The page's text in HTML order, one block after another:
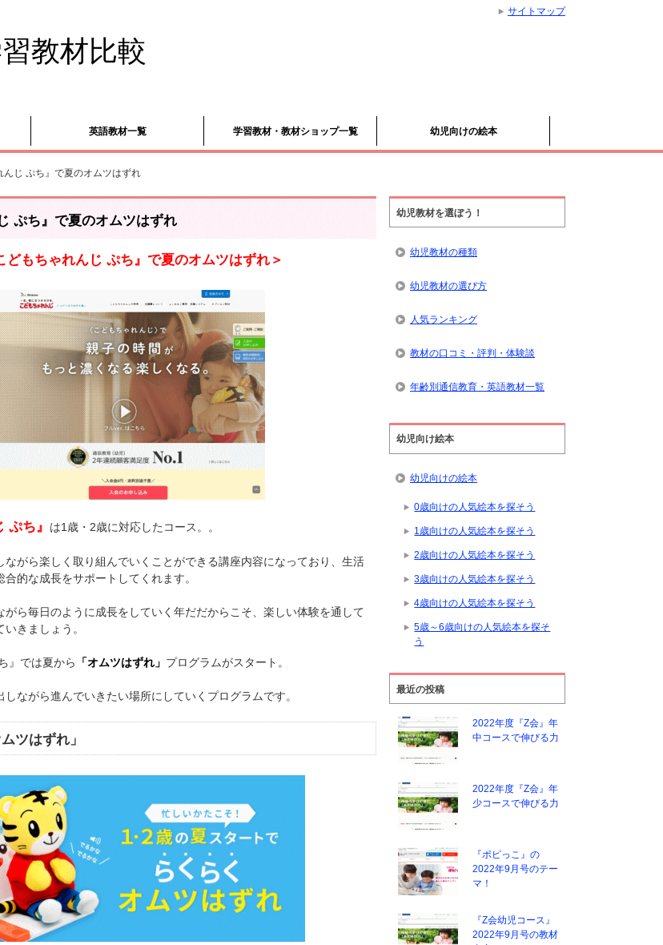
教材比較
英語教材一覧 学習教材・教材ショップ一覧 幼児向けの絵本
んじ ぷち』で夏のオムツはずれ
ぷち』で夏のオムツはずれ
どもちゃれんじ ぷち』で夏のオムツはずれ＞
ぷち』 は1歳・2歳に対応したコース。。
ながら楽しく取り組んでいくことができる講座内容になっており、生活
的な成長をサポートしてくれます。
がら毎日のように成長をしていく年だだからこそ、楽しい体験を通して
きましょう。
』では夏から 「オムツはずれ」 プログラムがスタート。
しながら進んでいきたい場所にしていくプログラムです。
ツはずれ」
幼児教材を選ぼう！
幼児教材の種類
幼児教材の選び方
人気ランキング
教材の口コミ・評判・体験談
年齢別通信教育・英語教材一覧
幼児向け絵本
幼児向けの絵本
0歳向けの人気絵本を探そう
1歳向けの人気絵本を探そう
2歳向けの人気絵本を探そう
3歳向けの人気絵本を探そう
4歳向けの人気絵本を探そう
5歳～6歳向けの人気絵本を探そ
う
最近の投稿
2022年度『Z会』年
中コースで伸びる力
2022年度『Z会』年
少コースで伸びる力
『ポピっこ』の
2022年9月号のテー
マ！
『Z会幼児コース』
2022年9月号の教材
サイトマップ